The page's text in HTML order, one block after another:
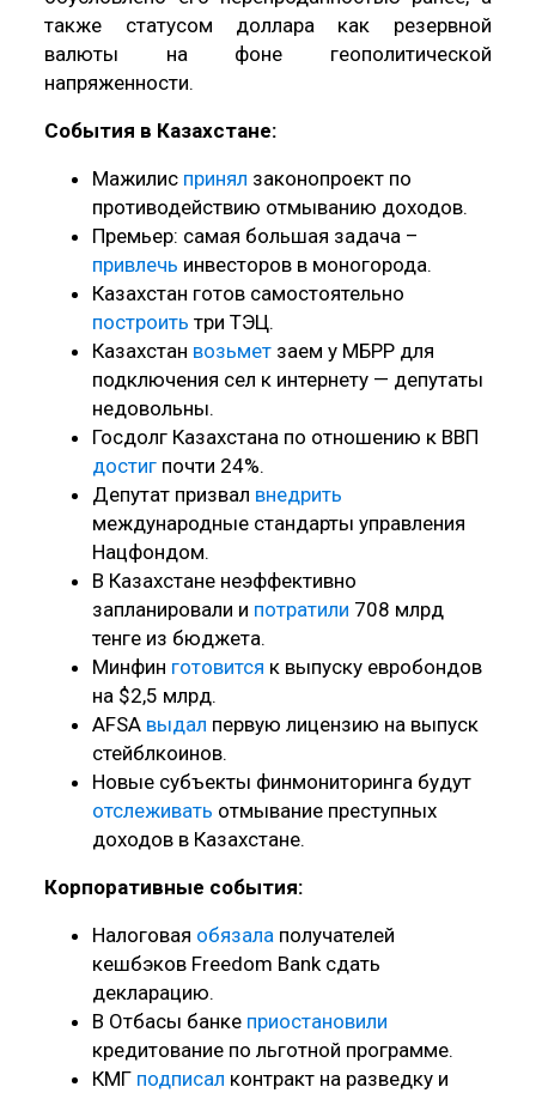
также статусом доллара как резервной
валюты на фоне геополитической
напряженности.
События в Казахстане:
Мажилис принял законопроект по
противодействию отмыванию доходов.
Премьер: самая большая задача –
привлечь инвесторов в моногорода.
Казахстан готов самостоятельно
построить три ТЭЦ.
Казахстан возьмет заем у МБРР для
подключения сел к интернету — депутаты
недовольны.
Госдолг Казахстана по отношению к ВВП
достиг почти 24%.
Депутат призвал внедрить
международные стандарты управления
Нацфондом.
В Казахстане неэффективно
запланировали и потратили 708 млрд
тенге из бюджета.
Минфин готовится к выпуску евробондов
на $2,5 млрд.
AFSA выдал первую лицензию на выпуск
стейблкоинов.
Новые субъекты финмониторинга будут
отслеживать отмывание преступных
доходов в Казахстане.
Корпоративные события:
Налоговая обязала получателей
кешбэков Freedom Bank сдать
декларацию.
В Отбасы банке приостановили
кредитование по льготной программе.
КМГ подписал контракт на разведку и